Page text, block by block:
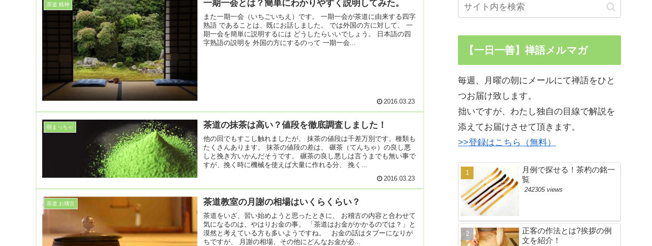
茶道 精神 一期一会とは？簡単にわかりやすく説明してみた。
また一期一会（いちごいちえ）です。 一期一会が茶道に由来する四字
熟語 であることは、既にお話しました。 では外国の方に対して、 一
期一会を簡単に説明するには どうしたらいいでしょう。 日本語の四
字熟語の説明を 外国の方にするのって 一期一会...
2016.03.23
朝まっちゃ 茶道の抹茶は高い？値段を徹底調査しました！
他の回でもすこし触れましたが、 抹茶の値段は千差万別です。種類も
たくさんあります。 抹茶の値段の差は、 碾茶（てんちゃ）の良し悪
しと挽き方いかんだそうです。 碾茶の良し悪しは言うまでも無い事で
すが、挽く時に機械を使えば大量に作れる分、 挽く...
2016.03.23
茶道 お稽古 茶道教室の月謝の相場はいくらくらい？
茶道をいざ、習い始めようと思ったときに、 お稽古の内容と合わせて
気になるのは、やはりお金の事。 「茶道はお金がかかるのでは？」と
漠然と考えている方も多いようですね。 お金の話はタブーになりが
ちですが、 月謝の相場、その他にどんなお金が必...
【一日一善】禅語メルマガ
毎週、月曜の朝にメールにて禅語をひと
つお届け致します。
拙いですが、わたし独自の目線で解説を
添えてお届けさせて頂きます。
>>登録はこちら（無料）
月例で探せる！茶杓の銘一
覧
242305 views
正客の作法とは?挨拶の例
文を紹介！